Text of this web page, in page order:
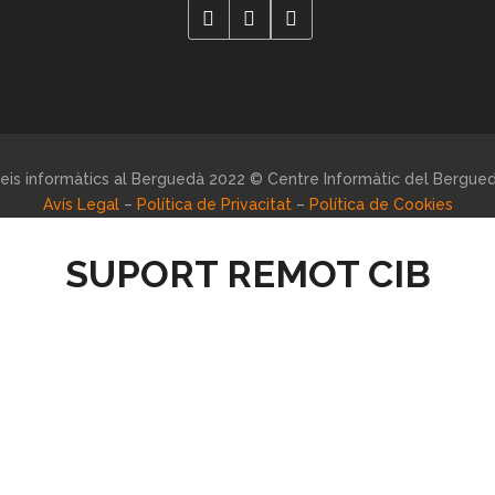
informàtics al Berguedà 2022 © Centre Informàtic del
Avís Legal– Política de Privacitat– Política de Cookies
SUPORT REMOT CIB